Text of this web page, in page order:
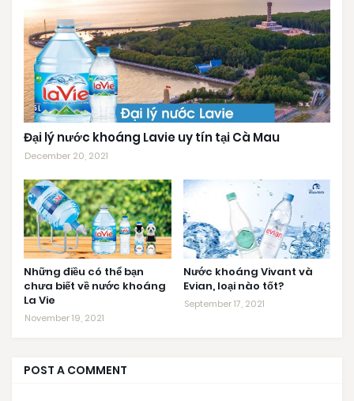
Đại lý nước khoáng Lavie uy tín tại Cà Mau
December 20, 2021
Những điều có thể bạn
chưa biết về nước khoáng
La Vie
November 19, 2021
Nước khoáng Vivant và
Evian, loại nào tốt?
September 17, 2021
POST A COMMENT